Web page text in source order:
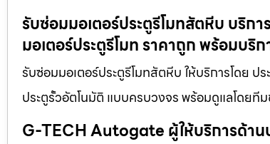
รับซ่อมมอเตอร์ประตูรีโมทสัตหีบ บริก
มอเตอร์ประตูรีโมท ราคาถูก พร้อมบริ
รับซ่อมมอเตอร์ประตูรีโมทสัตหีบ ให้บริการโดย ป
ประตูรั้วอัตโนมัติ แบบครบวงจร พร้อมดูแลโดย
G-TECH Autogate ผู้ให้บริการด้าน